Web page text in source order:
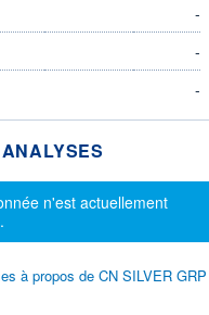
-
-
-
n'est actuellement
à propos de CN SILVER GRP